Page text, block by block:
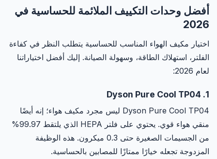
أفضل وحدات التكييف الملائمة للحساسية في
2026
اختيار مكيف الهواء المناسب للحساسية يتطلب النظر في كفاءة
الفلتر، استهلاك الطاقة، وسهولة الصيانة. إليك أفضل اختياراتنا
لعام 2026:
1. Dyson Pure Cool TP04
Dyson Pure Cool TP04 ليس مجرد مكيف هواء؛ إنه أيضًا
منقي هواء قوي. يحتوي على فلتر HEPA الذي يلتقط 99.97%
من الجسيمات الصغيرة حتى 0.3 ميكرون. هذه الوظيفة
المزدوجة تجعله خيارًا ممتازًا للمصابين بالحساسية.